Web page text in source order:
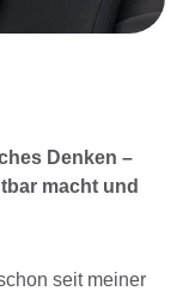
Denken –
macht und
seit meiner